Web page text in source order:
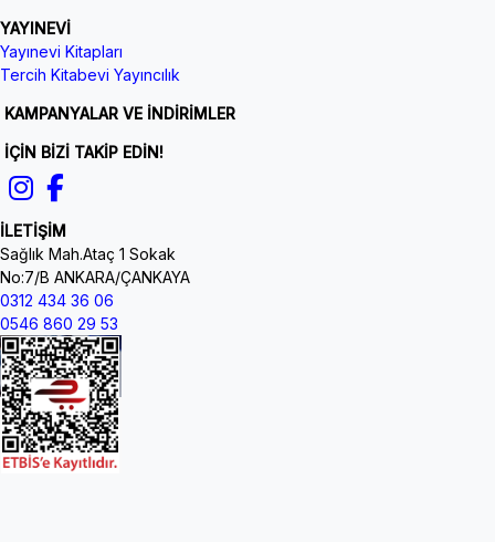
YAYINEVİ
Yayınevi Kitapları
Tercih Kitabevi Yayıncılık
KAMPANYALAR VE İNDİRİMLER
İÇİN BİZİ TAKİP EDİN!
İLETİŞİM
Sağlık Mah.Ataç 1 Sokak
No:7/B ANKARA/ÇANKAYA
0312 434 36 06
0546 860 29 53